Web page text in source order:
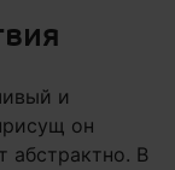
и
он
абстрактно. В